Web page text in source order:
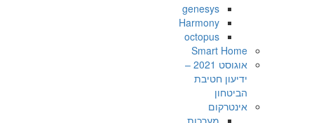
genesys
Harmony
octopus
Smart Home
אוגוסט 2021 –
ידיעון חטיבת
הביטחון
אינטרקום